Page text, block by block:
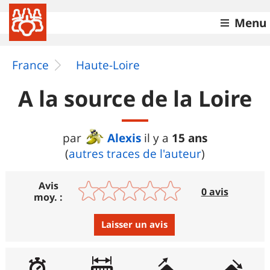
Menu
France Haute-Loire
A la source de la Loire
par Alexis il y a 15 ans
(autres traces de l'auteur)
Avis
moy. :
0 avis
Laisser un avis